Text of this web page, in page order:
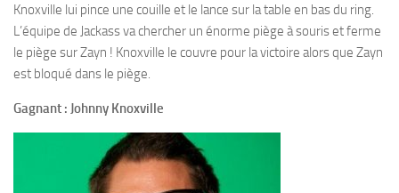
Knoxville lui pince une couille et le lance sur la table en bas du ring.
L’équipe de Jackass va chercher un énorme piège à souris et ferme
le piège sur Zayn ! Knoxville le couvre pour la victoire alors que Zayn
est bloqué dans le piège.
Gagnant : Johnny Knoxville